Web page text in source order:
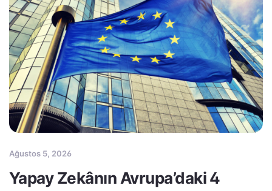
Ağustos 5, 2026
Yapay Zekânın Avrupa’daki 4